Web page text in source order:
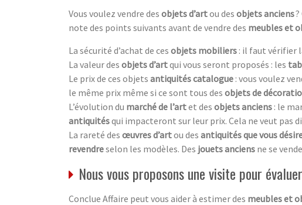
Vous voulez vendre des objets d’artou des objets anciens
note des points suivants avant de vendre des meubles et
La sécurité d’achat de ces objets mobiliers : il faut vérifier
La valeur des objets d’artqui vous seront proposés : les
Le prix de ces objets antiquités catalogue : vous voulez
le même prix même si ce sont tous des objets de
L’évolution du marché de l’artet des objets anciens : le
antiquitésqui impacteront sur leur prix. Cela ne veut pas
La rareté des œuvres d’artou des antiquités que vous
revendreselon les modèles. Des jouets anciens ne se
Nous vous proposons une visite pour
Conclue Affaire peut vous aider à estimer des meubles et